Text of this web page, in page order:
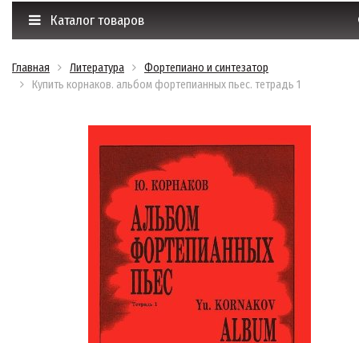
Каталог товаров
Главная Литература
Фортепиано и синтезатор
Купить корнаков. альбом фортепианных пьес. тетрадь 1